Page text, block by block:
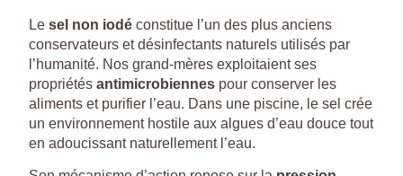
Le sel non iodé constitue l’un des plus anciens
conservateurs et désinfectants naturels utilisés par
l’humanité. Nos grand-mères exploitaient ses
propriétés antimicrobiennes pour conserver les
aliments et purifier l’eau. Dans une piscine, le sel crée
un environnement hostile aux algues d’eau douce tout
en adoucissant naturellement l’eau.